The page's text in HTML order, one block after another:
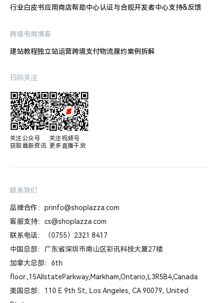
行业白皮书应用商店帮助中心认证与合规开发者中心支持&反馈
跨境电商博客
建站教程独立站运营跨境支付物流履约案例拆解
扫码关注
关注公众号
获取最新资讯
关注视频号
更多直播干货
联系我们
品牌合作：prinfo@shoplazza.com
客服支持：cs@shoplazza.com
联系电话：（0755）2321 8417
中国总部：广东省深圳市南山区彩讯科技大厦27楼
加拿大总部：6th
floor.,15AllstateParkway,Markham,Ontario,L3R5B4,Canada
美国总部：110 E 9th St, Los Angeles, CA 90079, United